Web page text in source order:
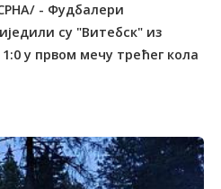
- Фудбалери
су "Витебск" из
у првом мечу трећег кола